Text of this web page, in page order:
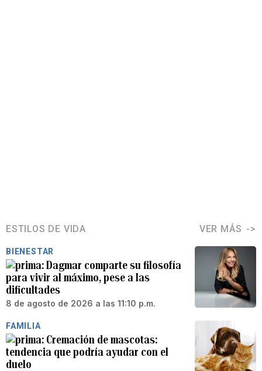
ESTILOS DE VIDA VER MÁS
BIENESTAR
Dagmar comparte su filosofía
para vivir al máximo, pese a las
dificultades
8 de agosto de 2026 a las 11:10 p.m.
FAMILIA
Cremación de mascotas:
tendencia que podría ayudar con el
duelo